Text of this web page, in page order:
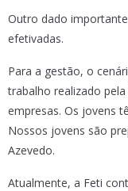
Outro dado
efetivadas.
Para a gestão, o
trabalho realizado
empresas. Os jovens
Nossos jovens são
Azevedo.
Atualmente, a Feti